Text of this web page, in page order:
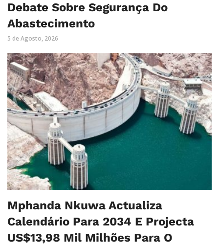
Debate Sobre Segurança Do
Abastecimento
5 de Agosto, 2026
Mphanda Nkuwa Actualiza
Calendário Para 2034 E Projecta
US$13,98 Mil Milhões Para O